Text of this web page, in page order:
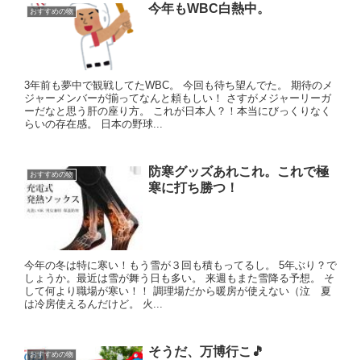
おすすめの物 今年もWBC白熱中。
3年前も夢中で観戦してたWBC。 今回も待ち望んでた。 期待のメ
ジャーメンバーが揃ってなんと頼もしい！ さすがメジャーリーガ
ーだなと思う肝の座り方。 これが日本人？！本当にびっくりなく
らいの存在感。 日本の野球...
おすすめの物
防寒グッズあれこれ。これで極
寒に打ち勝つ！
今年の冬は特に寒い！もう雪が３回も積もってるし。 5年ぶり？で
しょうか。最近は雪が舞う日も多い。 来週もまた雪降る予想。 そ
して何より職場が寒い！！ 調理場だから暖房が使えない（泣 夏
は冷房使えるんだけど。 火...
おすすめの物 そうだ、万博行こ🎵